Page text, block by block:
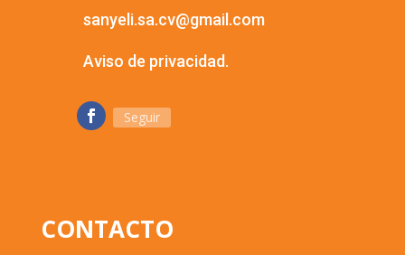
sanyeli.sa.cv@gmail.com
Aviso de privacidad.
Seguir
CONTACTO